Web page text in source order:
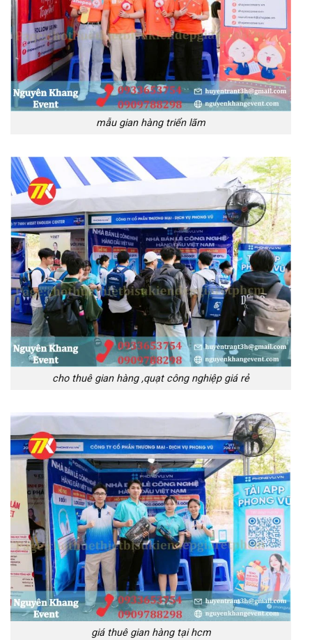
mẫu gian hàng triển lãm
cho thuê gian hàng ,quạt công nghiệp giá rẻ
giá thuê gian hàng tại hcm